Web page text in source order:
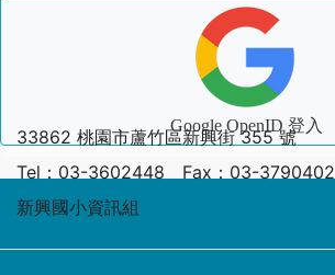
Google OpenID 登入
33862 桃園市蘆竹區新興街 355 號
Tel：03-3602448 Fax：03-3790402
新興國小資訊組